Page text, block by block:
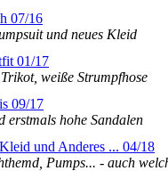
07/16
und neues Kleid
01/17
weiße Strumpfhose
09/17
erstmals hohe Sandalen
und Anderes ... 04/18
Pumps... - auch